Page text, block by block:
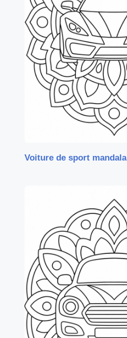
Voiture de sport mandala